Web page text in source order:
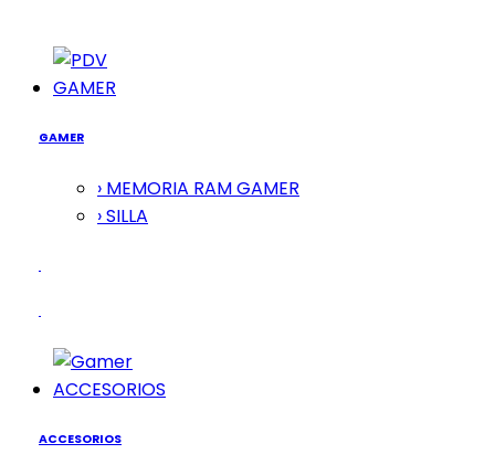
GAMER
GAMER
› MEMORIA RAM GAMER
› SILLA
ACCESORIOS
ACCESORIOS